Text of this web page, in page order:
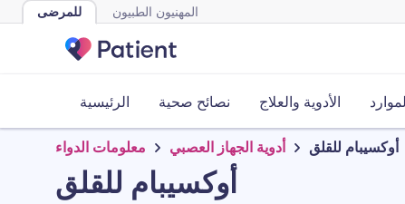
للمرضى المهنيون الطبيون
الرئيسية نصائح صحية الأدوية والعلاج
معلومات الدواء أدوية الجهاز العصبي أوكسيبام للقلق
أوكسيبام للقلق